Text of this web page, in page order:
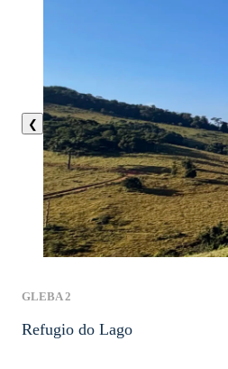
❮
GLEBA 2
Refugio do Lago